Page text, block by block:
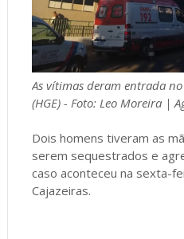
As vítimas deram entrada
(HGE) - Foto: Leo Moreira |
Dois homens tiveram as
serem sequestrados e
caso aconteceu na sexta-
Cajazeiras.